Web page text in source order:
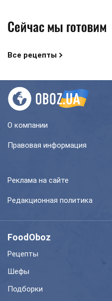
Сейчас мы готовим
Все рецепты
О компании
Правовая информация
Реклама на сайте
Редакционная политика
FoodOboz
Рецепты
Шефы
Подборки